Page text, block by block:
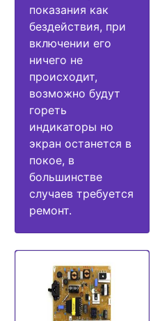
показания как
бездействия, при
включении его
ничего не
происходит,
возможно будут
гореть
индикаторы но
экран останется в
покое, в
большинстве
случаев требуется
ремонт.